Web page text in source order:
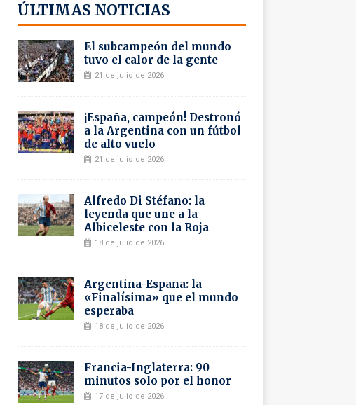
ÚLTIMAS NOTICIAS
El subcampeón del mundo
tuvo el calor de la gente
21 de julio de 2026
¡España, campeón! Destronó
a la Argentina con un fútbol
de alto vuelo
21 de julio de 2026
Alfredo Di Stéfano: la
leyenda que une a la
Albiceleste con la Roja
18 de julio de 2026
Argentina-España: la
«Finalísima» que el mundo
esperaba
18 de julio de 2026
Francia-Inglaterra: 90
minutos solo por el honor
17 de julio de 2026